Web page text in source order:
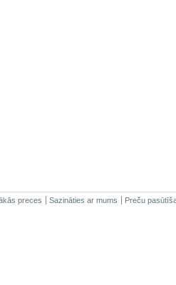
preces Sazināties ar mums Preču